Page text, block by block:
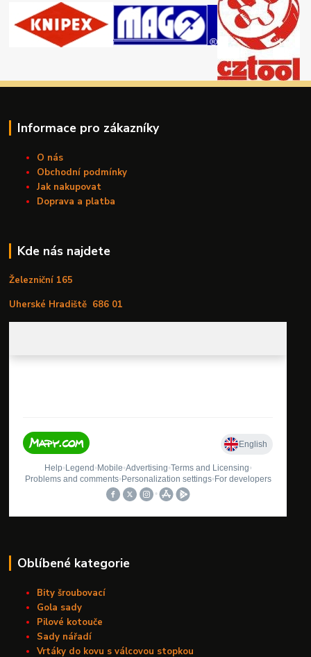
Informace pro zákazníky
O nás
Obchodní podmínky
Jak nakupovat
Doprava a platba
Kde nás najdete
Železniční 165
Uherské Hradiště 686 01
Oblíbené kategorie
Bity šroubovací
Gola sady
Pilové kotouče
Sady nářadí
Vrtáky do kovu s válcovou stopkou